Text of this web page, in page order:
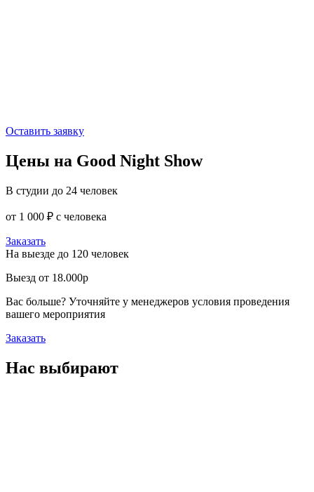
Оставить заявку
Цены на Good Night Show
В студии до 24 человек
от 1 000 ₽ с человека
Заказать
На выезде до 120 человек
Выезд от 18.000р
Вас больше? Уточняйте у менеджеров условия проведения
вашего мероприятия
Заказать
Нас выбирают